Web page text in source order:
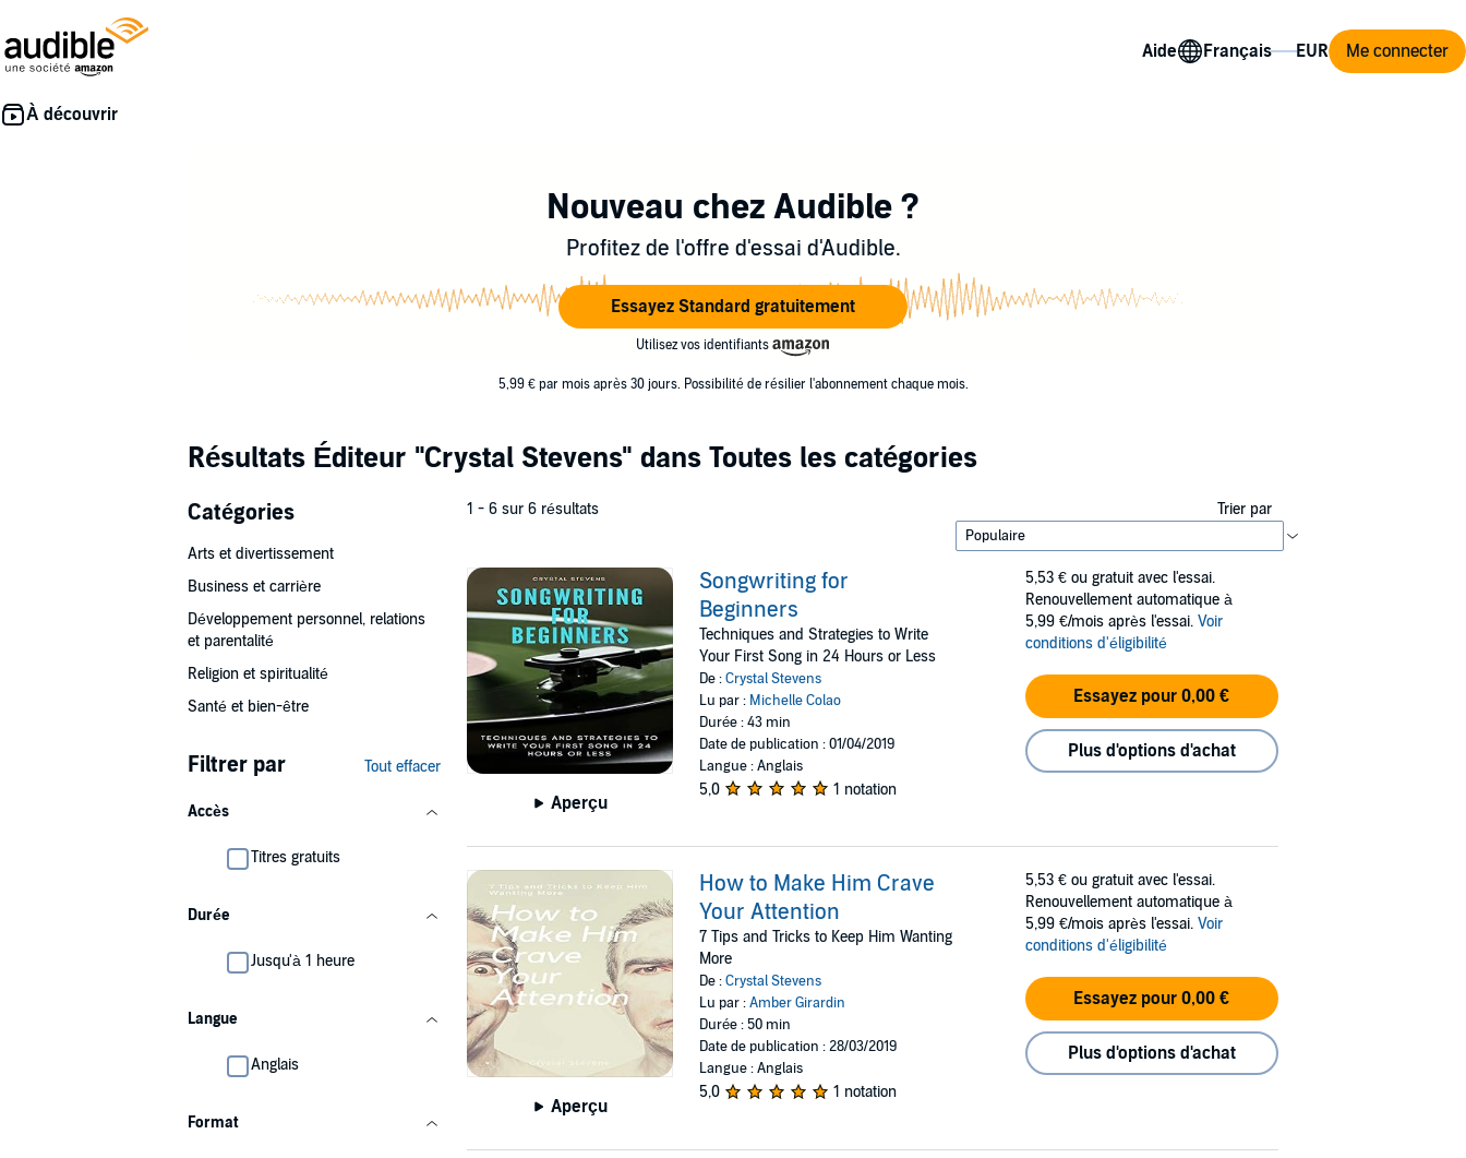
Aide Me connecter
Nouveau chez Audible ?
Profitez de l'offre d'essai d'Audible.
Essayez Standard gratuitement
Utilisez vos identifiants
5,99 € par mois après 30 jours. Possibilité de résilier l'abonnement chaque mois.
Résultats Éditeur "Crystal Stevens" dans Toutes les catégories
Catégories
Arts et divertissement
Business et carrière
Développement personnel, relations
et parentalité
Religion et spiritualité
Santé et bien-être
Filtrer par Tout effacer
Accès
Titres gratuits
Durée
Jusqu'à 1 heure
Langue
Anglais
Format
1 - 6 sur 6 résultats Trier par
Aperçu
Songwriting for
Beginners
Techniques and Strategies to Write
Your First Song in 24 Hours or Less
De :Crystal Stevens
Lu par : Michelle Colao
Durée : 43 min
Date de publication : 01/04/2019
Langue : Anglais
5,0 1 notation
5,53 € ou gratuit avec l'essai.
Renouvellement automatique à
5,99 €/mois après l'essai. Voir
conditions d'éligibilité
Essayez pour 0,00 €
Plus d'options d'achat
Aperçu
How to Make Him Crave
Your Attention
7 Tips and Tricks to Keep Him Wanting
More
De :Crystal Stevens
Lu par :Amber Girardin
Durée : 50 min
Date de publication : 28/03/2019
Langue : Anglais
5,0 1 notation
5,53 € ou gratuit avec l'essai.
Renouvellement automatique à
5,99 €/mois après l'essai. Voir
conditions d'éligibilité
Essayez pour 0,00 €
Plus d'options d'achat